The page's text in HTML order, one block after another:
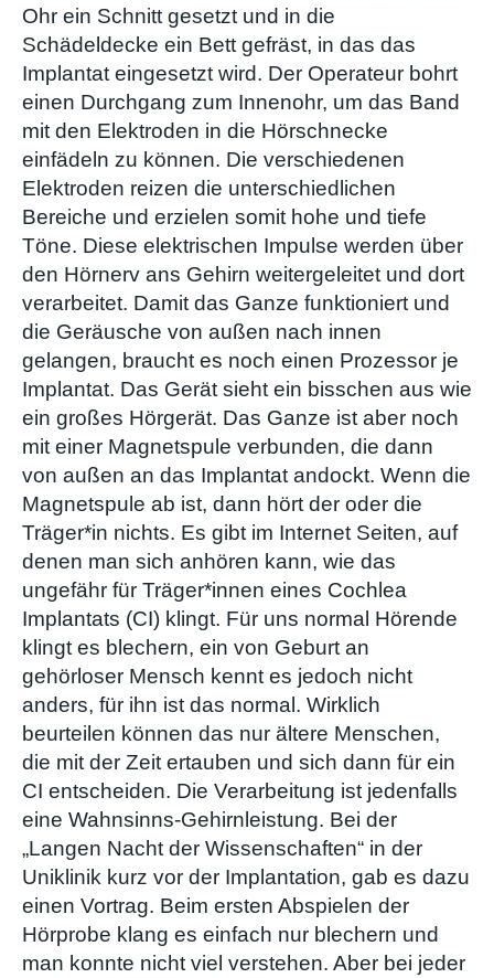
Ohr ein Schnitt gesetzt und in die
Schädeldecke ein Bett gefräst, in das das
Implantat eingesetzt wird. Der Operateur bohrt
einen Durchgang zum Innenohr, um das Band
mit den Elektroden in die Hörschnecke
einfädeln zu können. Die verschiedenen
Elektroden reizen die unterschiedlichen
Bereiche und erzielen somit hohe und tiefe
Töne. Diese elektrischen Impulse werden über
den Hörnerv ans Gehirn weitergeleitet und dort
verarbeitet. Damit das Ganze funktioniert und
die Geräusche von außen nach innen
gelangen, braucht es noch einen Prozessor je
Implantat. Das Gerät sieht ein bisschen aus wie
ein großes Hörgerät. Das Ganze ist aber noch
mit einer Magnetspule verbunden, die dann
von außen an das Implantat andockt. Wenn die
Magnetspule ab ist, dann hört der oder die
Träger*in nichts. Es gibt im Internet Seiten, auf
denen man sich anhören kann, wie das
ungefähr für Träger*innen eines Cochlea
Implantats (CI) klingt. Für uns normal Hörende
klingt es blechern, ein von Geburt an
gehörloser Mensch kennt es jedoch nicht
anders, für ihn ist das normal. Wirklich
beurteilen können das nur ältere Menschen,
die mit der Zeit ertauben und sich dann für ein
CI entscheiden. Die Verarbeitung ist jedenfalls
eine Wahnsinns-Gehirnleistung. Bei der
„Langen Nacht der Wissenschaften“ in der
Uniklinik kurz vor der Implantation, gab es dazu
einen Vortrag. Beim ersten Abspielen der
Hörprobe klang es einfach nur blechern und
man konnte nicht viel verstehen. Aber bei jeder